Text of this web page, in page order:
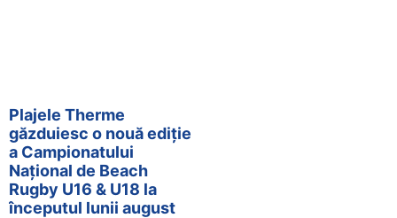
Plajele Therme
găzduiesc o nouă ediție
a Campionatului
Național de Beach
Rugby U16 & U18 la
începutul lunii august